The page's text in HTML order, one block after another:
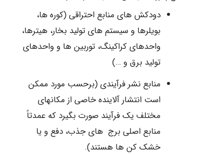
دودکش های منابع احتراقی (کوره ها،
بویلرها و سیستم های تولید بخار، هیترها،
واحدهای کراکینگ، توربین ها و واحدهای
تولید برق و …)
منابع نشر فرآیندی (برحسب مورد ممکن
است انتشار آلاینده خاصی از مکانهای
مختلف یک فرآیند صورت بگیرد که عمدتاً
منابع اصلی برج های جذب، دفع و یا
خشک کن ها هستند).